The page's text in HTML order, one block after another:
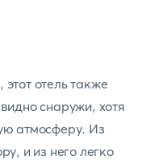
отель также
снаружи, хотя
атмосферу. Из
и из него легко